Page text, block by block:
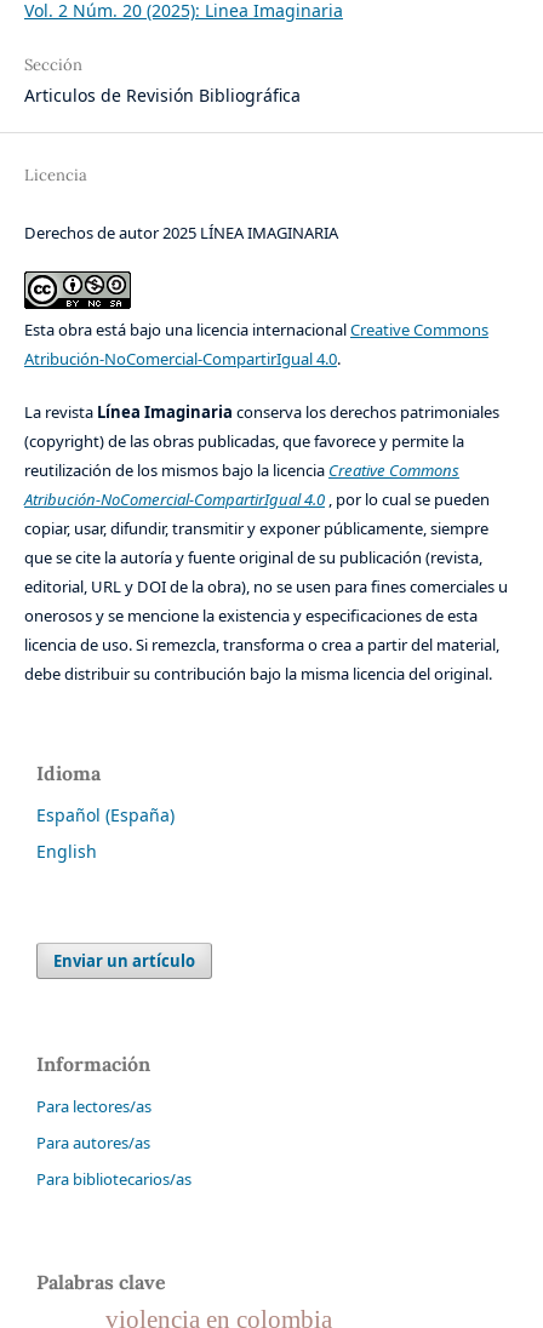
Vol. 2 Núm. 20 (2025): Linea Imaginaria
Sección
Articulos de Revisión Bibliográfica
Licencia
Derechos de autor 2025 LÍNEA IMAGINARIA
Esta obra está bajo una licencia internacionalCreative Commons
Atribución-NoComercial-CompartirIgual 4.0.
La revista Línea Imaginaria conserva los derechos patrimoniales
(copyright) de las obras publicadas, que favorece y permite la
reutilización de los mismos bajo la licencia Creative Commons
Atribución-NoComercial-CompartirIgual 4.0, por lo cual se pueden
copiar, usar, difundir, transmitir y exponer públicamente, siempre
que se cite la autoría y fuente original de su publicación (revista,
editorial, URL y DOI de la obra), no se usen para fines comerciales u
onerosos y se mencione la existencia y especificaciones de esta
licencia de uso. Si remezcla, transforma o crea a partir del material,
debe distribuir su contribución bajo la misma licencia del original.
Idioma
Español (España)
English
Enviar un artículo
Información
Para lectores/as
Para autores/as
Para bibliotecarios/as
Palabras clave
violencia en colombia